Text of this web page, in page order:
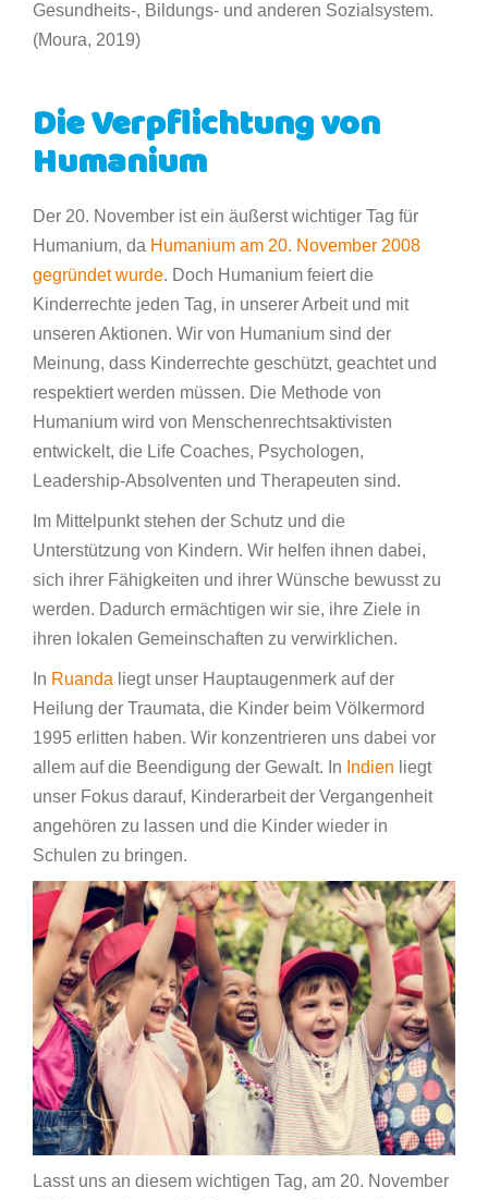
Gesundheits-, Bildungs- und anderen Sozialsystem.
(Moura, 2019)
Die Verpflichtung von
Humanium
Der 20. November ist ein äußerst wichtiger Tag für
Humanium, da Humanium am 20. November 2008
gegründet wurde. Doch Humanium feiert die
Kinderrechte jeden Tag, in unserer Arbeit und mit
unseren Aktionen. Wir von Humanium sind der
Meinung, dass Kinderrechte geschützt, geachtet und
respektiert werden müssen. Die Methode von
Humanium wird von Menschenrechtsaktivisten
entwickelt, die Life Coaches, Psychologen,
Leadership-Absolventen und Therapeuten sind.
Im Mittelpunkt stehen der Schutz und die
Unterstützung von Kindern. Wir helfen ihnen dabei,
sich ihrer Fähigkeiten und ihrer Wünsche bewusst zu
werden. Dadurch ermächtigen wir sie, ihre Ziele in
ihren lokalen Gemeinschaften zu verwirklichen.
In Ruanda liegt unser Hauptaugenmerk auf der
Heilung der Traumata, die Kinder beim Völkermord
1995 erlitten haben. Wir konzentrieren uns dabei vor
allem auf die Beendigung der Gewalt. In Indien liegt
unser Fokus darauf, Kinderarbeit der Vergangenheit
angehören zu lassen und die Kinder wieder in
Schulen zu bringen.
Lasst uns an diesem wichtigen Tag, am 20. November